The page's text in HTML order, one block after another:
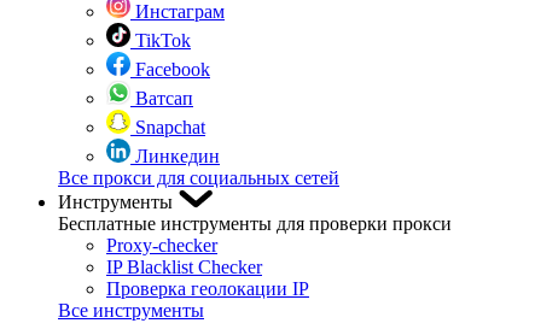
Инстаграм
TikTok
Facebook
Ватсап
Snapchat
Линкедин
Все прокси для социальных сетей
Инструменты
Бесплатные инструменты для проверки прокси
Proxy-checker
IP Blacklist Checker
Проверка геолокации IP
Все инструменты